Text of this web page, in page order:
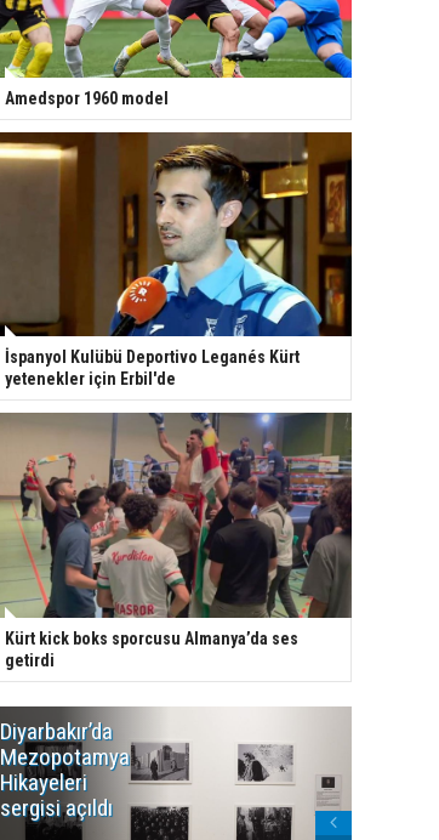
Amedspor 1960 model
İspanyol Kulübü Deportivo Leganés Kürt
yetenekler için Erbil'de
Kürt kick boks sporcusu Almanya’da ses
getirdi
Diyarbakır’da
Mezopotamya
Hikayeleri
sergisi açıldı